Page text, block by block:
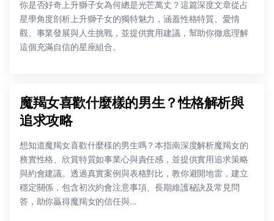
你是否好奇上升獅子女為何總是光芒萬丈？這篇深度文章從占
星學角度剖析上升獅子女的獨特魅力，涵蓋性格特質、愛情
觀、事業發展與人生挑戰，並提供實用建議，幫助你徹底理解
這個充滿自信的星座組合。
魔羯女喜歡什麼樣的男生？性格解析與
追求攻略
想知道魔羯女喜歡什麼樣的男生嗎？本指南深度解析魔羯女的
務實性格、欣賞特質如事業心與責任感，並提供實用追求策略
與約會建議。透過真實案例與表格對比，教你避開地雷，建立
穩定關係，包含初次約會注意事項、長期維護秘訣及常見問
答，助你贏得魔羯女的信任與...